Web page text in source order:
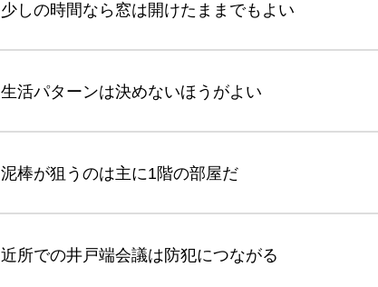
少しの時間なら窓は開けたままでもよい
生活パターンは決めないほうがよい
泥棒が狙うのは主に1階の部屋だ
近所での井戸端会議は防犯につながる